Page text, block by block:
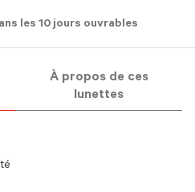
les 10 jours ouvrables
À propos de ces
lunettes